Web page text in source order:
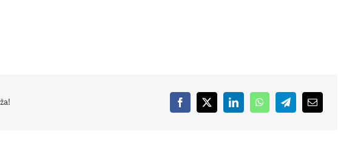
Facebook
X LinkedInWhatsAppTelegramEmail